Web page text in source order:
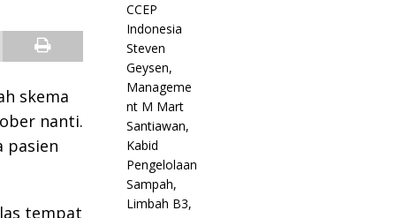
skema
nanti.
pasien
tempat